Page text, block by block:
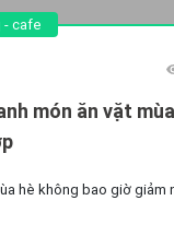
- cafe
món ăn vặt
hè không bao giờ giảm